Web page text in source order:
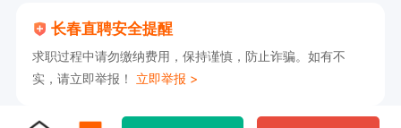
长春直聘安全提醒
求职过程中请勿缴纳费用，保持谨慎，防止诈骗。如有不
实，请立即举报！ 立即举报 >